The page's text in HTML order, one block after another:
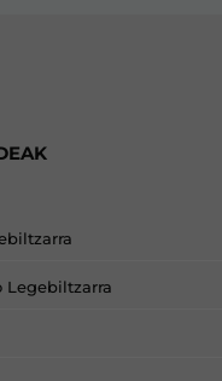
Legebiltzarra